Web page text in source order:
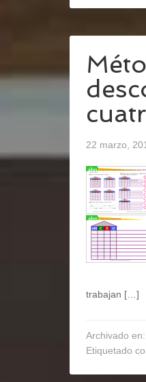
22 marzo,
trabajan […]
Archivado en:
Etiquetado